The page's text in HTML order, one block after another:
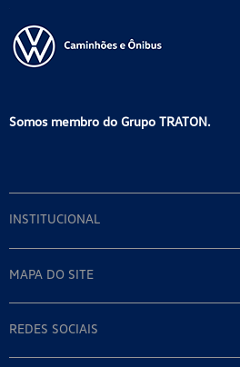
Somos membro do Grupo TRATON.
INSTITUCIONAL
MAPA DO SITE
REDES SOCIAIS